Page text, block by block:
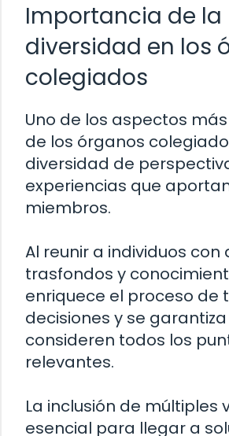
Importancia de la
diversidad en los
colegiados
Uno de los aspectos
de los órganos
diversidad de
experiencias que
miembros.
Al reunir a individuos con
trasfondos y
enriquece el proceso de
decisiones y se
consideren todos los
relevantes.
La inclusión de múltiples
esencial para llegar a